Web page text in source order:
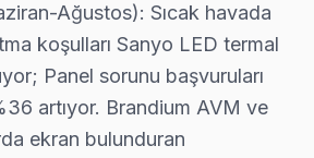
₺500 - ₺1,000 arası.
model serisi: Sanyo UX serisi.
kullanım sırasında
Ağustos): Sıcak havada
koşulları Sanyo LED termal
Panel sorunu başvuruları
artıyor. Brandium AVM ve
ekran bulunduran